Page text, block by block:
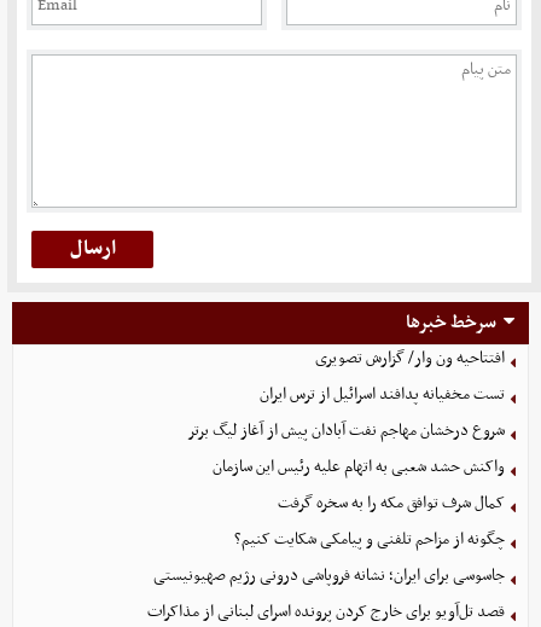
سرخط خبرها
افتتاحیه ون وار/ گزارش تصویری
تست مخفیانه پدافند اسرائیل از ترس ایران
شروع درخشان مهاجم نفت آبادان پیش از آغاز لیگ برتر
واکنش حشد شعبی به اتهام‌ علیه رئیس این سازمان
کمال شرف توافق مکه را به سخره گرفت
چگونه از مزاحم تلفنی و پیامکی شکایت کنیم؟
جاسوسی برای ایران؛ نشانه فروپاشی درونی رژیم صهیونیستی
قصد تل‌آویو برای خارج کردن پرونده اسرای لبنانی از مذاکرات